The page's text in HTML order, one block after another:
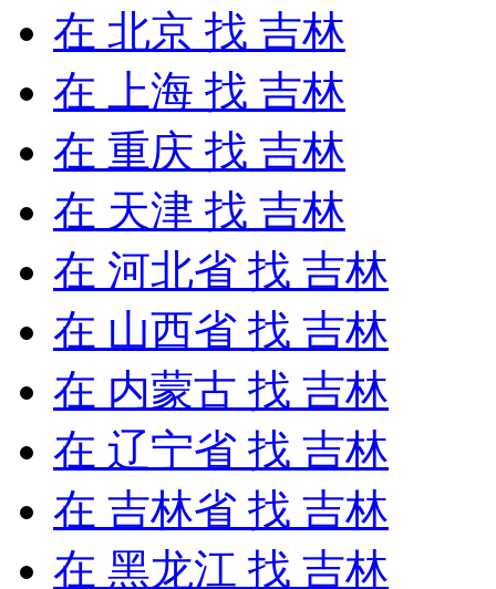
在 北京 找 吉林
在
上海 找 吉林
在 重庆 找 吉林
在 天津 找 吉林
在 河北省 找 吉林
在 山西省 找 吉林
在 内蒙古 找 吉林
在 辽宁省 找 吉林
在 吉林省 找 吉林
在 黑龙江 找 吉林